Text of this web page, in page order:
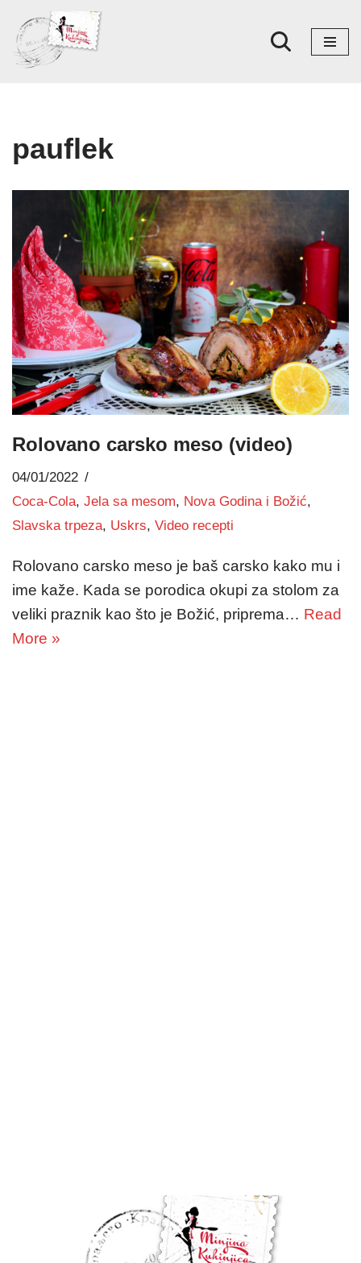
Skoči
na
pauflek
Rolovano carsko meso (video)
04/01/2022
Coca-Cola, Jela sa mesom, Nova Godina i Božić,
Slavska trpeza, Uskrs, Video recepti
Rolovano carsko meso je baš carsko kako mu i
ime kaže. Kada se porodica okupi za stolom za
veliki praznik kao što je Božić, priprema… Read
More »